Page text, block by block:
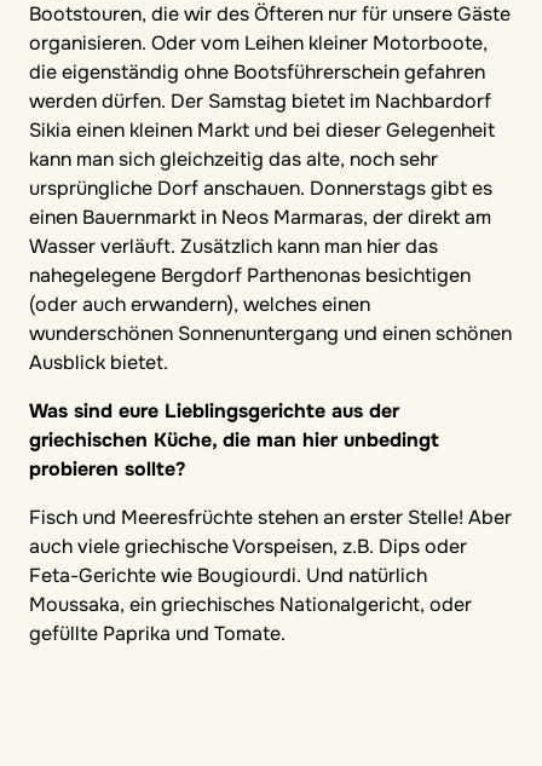
Bootstouren, die wir des Öfteren nur für unsere Gäste
organisieren. Oder vom Leihen kleiner Motorboote,
die eigenständig ohne Bootsführerschein gefahren
werden dürfen. Der Samstag bietet im Nachbardorf
Sikia einen kleinen Markt und bei dieser Gelegenheit
kann man sich gleichzeitig das alte, noch sehr
ursprüngliche Dorf anschauen. Donnerstags gibt es
einen Bauernmarkt in Neos Marmaras, der direkt am
Wasser verläuft. Zusätzlich kann man hier das
nahegelegene Bergdorf Parthenonas besichtigen
(oder auch erwandern), welches einen
wunderschönen Sonnenuntergang und einen schönen
Ausblick bietet.
Was sind eure Lieblingsgerichte aus der
griechischen Küche, die man hier unbedingt
probieren sollte?
Fisch und Meeresfrüchte stehen an erster Stelle! Aber
auch viele griechische Vorspeisen, z.B. Dips oder
Feta-Gerichte wie Bougiourdi. Und natürlich
Moussaka, ein griechisches Nationalgericht, oder
gefüllte Paprika und Tomate.